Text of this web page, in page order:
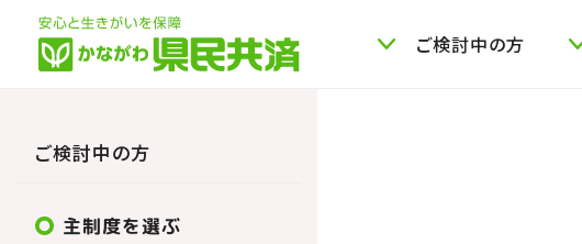
ご検討中の方
ご検討中の方
主制度を選ぶ